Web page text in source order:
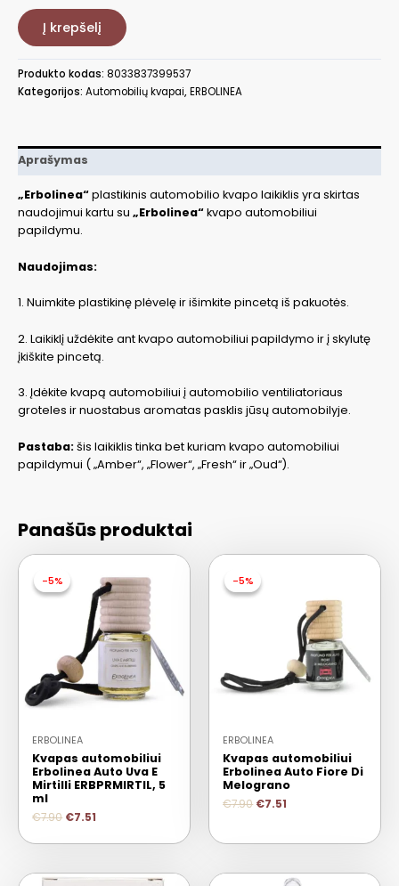
Laikiklis
automobilio
kvapui
ERBROSA
Į krepšelį
Produkto kodas: 8033837399537
Kategorijos: Automobilių kvapai,ERBOLINEA
Aprašymas
„Erbolinea“plastikinis automobilio kvapo laikiklis yra skirtas
naudojimui kartu su „Erbolinea“kvapo automobiliui
papildymu.
Naudojimas:
1. Nuimkite plastikinę plėvelę ir išimkite pincetą iš pakuotės.
2. Laikiklį uždėkite ant kvapo automobiliui papildymo ir į skylutę
įkiškite pincetą.
3. Įdėkite kvapą automobiliui į automobilio ventiliatoriaus
groteles ir nuostabus aromatas pasklis jūsų automobilyje.
Pastaba:šis laikiklis tinka bet kuriam kvapo automobiliui
papildymui ( „Amber“, „Flower“, „Fresh“ ir „Oud“).
Panašūs produktai
-5%
-5%
ERBOLINEA
Kvapas automobiliui
Erbolinea Auto Uva E
Mirtilli ERBPRMIRTIL, 5
ml
€7.90 €7.51
-5%
-5%
ERBOLINEA
Kvapas automobiliui
Erbolinea Auto Fiore Di
Melograno
€7.90 €7.51